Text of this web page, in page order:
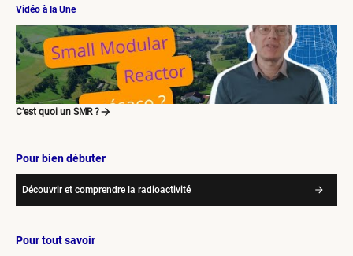
Vidéo à la Une
C’est quoi un SMR ?
Pour bien débuter
Découvrir et comprendre la radioactivité
Pour tout savoir